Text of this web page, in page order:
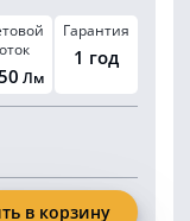
Лм
Гарантия
1 год
в корзину